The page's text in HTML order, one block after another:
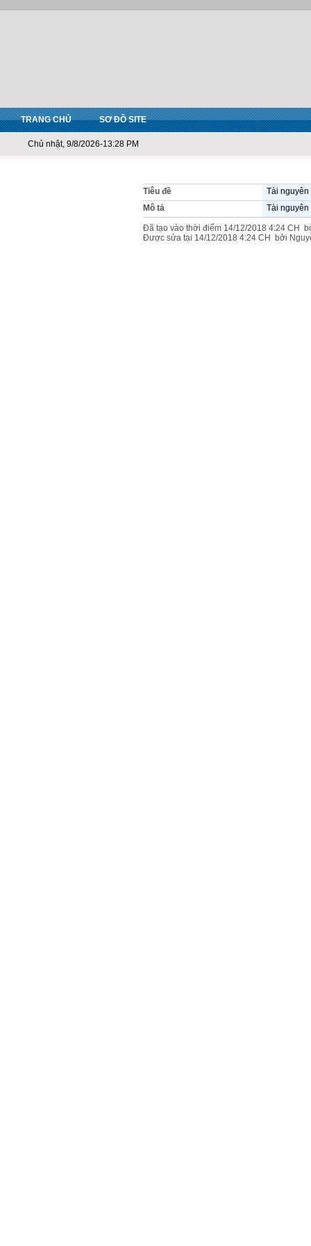
TRANG CHỦ SƠ ĐỒ SITE
Chủ nhật, 9/8/2026-13:28 PM
Tiêu đề
Tài
Mô tả
Tài
Đã tạo vào thời điểm 14/12/2018 4:24 CH
Được sửa tại 14/12/2018 4:24 CH bởi